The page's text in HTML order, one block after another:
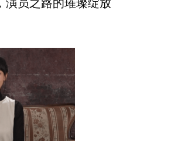
演员之路的璀璨绽放